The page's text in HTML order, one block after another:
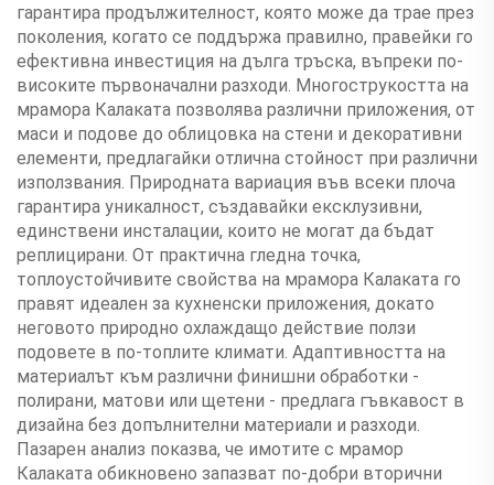
гарантира продължителност, която може да трае през
поколения, когато се поддържа правилно, правейки го
ефективна инвестиция на дълга тръска, въпреки по-
високите първоначални разходи. Многострукостта на
мрамора Калаката позволява различни приложения, от
маси и подове до облицовка на стени и декоративни
елементи, предлагайки отлична стойност при различни
използвания. Природната вариация във всеки плоча
гарантира уникалност, създавайки ексклузивни,
единствени инсталации, които не могат да бъдат
реплицирани. От практична гледна точка,
топлоустойчивите свойства на мрамора Калаката го
правят идеален за кухненски приложения, докато
неговото природно охлаждащо действие ползи
подовете в по-топлите климати. Адаптивността на
материалът към различни финишни обработки -
полирани, матови или щетени - предлага гъвкавост в
дизайна без допълнителни материали и разходи.
Пазарен анализ показва, че имотите с мрамор
Калаката обикновено запазват по-добри вторични